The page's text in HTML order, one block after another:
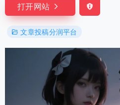
打开网站
文章投稿分润平台